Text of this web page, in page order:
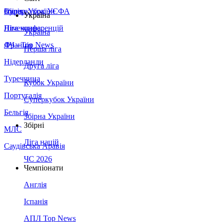
Збірна України
Італія
Німеччина
Франція
Нідерланди
Туреччина
Португалія
Бельгія
МЛС
Саудівська Аравія
Суперкубок УЄФА
Ліга конференцій
ЛЧ - Top News
Україна
Україна
Перша ліга
Друга ліга
Кубок України
Суперкубок України
Збірна України
Збірні
Ліга націй
ЧС 2026
Чемпіонати
Англія
Іспанія
АПЛ Top News